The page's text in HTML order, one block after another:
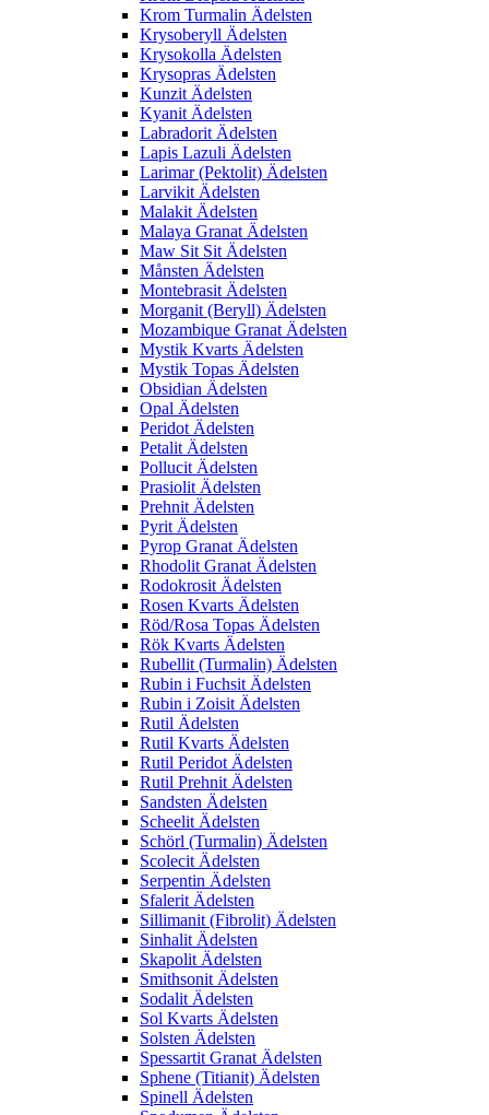
Krom Turmalin Ädelsten
Krysoberyll Ädelsten
Krysokolla Ädelsten
Krysopras Ädelsten
Kunzit Ädelsten
Kyanit Ädelsten
Labradorit Ädelsten
Lapis Lazuli Ädelsten
Larimar (Pektolit) Ädelsten
Larvikit Ädelsten
Malakit Ädelsten
Malaya Granat Ädelsten
Maw Sit Sit Ädelsten
Månsten Ädelsten
Montebrasit Ädelsten
Morganit (Beryll) Ädelsten
Mozambique Granat Ädelsten
Mystik Kvarts Ädelsten
Mystik Topas Ädelsten
Obsidian Ädelsten
Opal Ädelsten
Peridot Ädelsten
Petalit Ädelsten
Pollucit Ädelsten
Prasiolit Ädelsten
Prehnit Ädelsten
Pyrit Ädelsten
Pyrop Granat Ädelsten
Rhodolit Granat Ädelsten
Rodokrosit Ädelsten
Rosen Kvarts Ädelsten
Röd/Rosa Topas Ädelsten
Rök Kvarts Ädelsten
Rubellit (Turmalin) Ädelsten
Rubin i Fuchsit Ädelsten
Rubin i Zoisit Ädelsten
Rutil Ädelsten
Rutil Kvarts Ädelsten
Rutil Peridot Ädelsten
Rutil Prehnit Ädelsten
Sandsten Ädelsten
Scheelit Ädelsten
Schörl (Turmalin) Ädelsten
Scolecit Ädelsten
Serpentin Ädelsten
Sfalerit Ädelsten
Sillimanit (Fibrolit) Ädelsten
Sinhalit Ädelsten
Skapolit Ädelsten
Smithsonit Ädelsten
Sodalit Ädelsten
Sol Kvarts Ädelsten
Solsten Ädelsten
Spessartit Granat Ädelsten
Sphene (Titianit) Ädelsten
Spinell Ädelsten